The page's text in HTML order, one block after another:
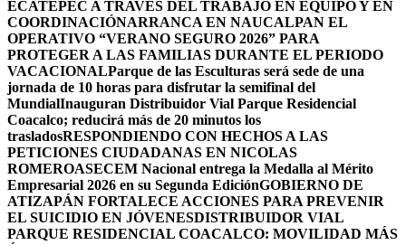
ECATEPEC A TRAVÉS DEL TRABAJO EN EQUIPO Y EN
COORDINACIÓNARRANCA EN NAUCALPAN EL
OPERATIVO “VERANO SEGURO 2026” PARA
PROTEGER A LAS FAMILIAS DURANTE EL PERIODO
VACACIONALParque de las Esculturas será sede de una
jornada de 10 horas para disfrutar la semifinal del
MundialInauguran Distribuidor Vial Parque Residencial
Coacalco; reducirá más de 20 minutos los
trasladosRESPONDIENDO CON HECHOS A LAS
PETICIONES CIUDADANAS EN NICOLAS
ROMEROASECEM Nacional entrega la Medalla al Mérito
Empresarial 2026 en su Segunda EdiciónGOBIERNO DE
ATIZAPÁN FORTALECE ACCIONES PARA PREVENIR
EL SUICIDIO EN JÓVENESDISTRIBUIDOR VIAL
PARQUE RESIDENCIAL COACALCO: MOVILIDAD MÁS